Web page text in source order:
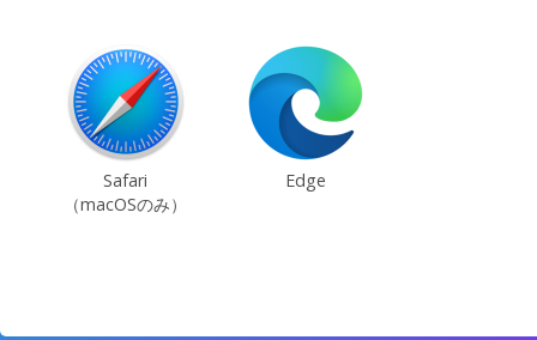
Safari
（macOSのみ）
Edge